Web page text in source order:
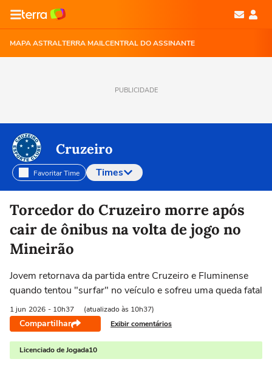
MAPA ASTRALTERRA MAILCENTRAL DO ASSINANTE
PUBLICIDADE
Cruzeiro
Favoritar Time Times
Selecione o time para ver as notícias
Torcedor do Cruzeiro morre após
cair de ônibus na volta de jogo no
Mineirão
Jovem retornava da partida entre Cruzeiro e Fluminense
quando tentou "surfar" no veículo e sofreu uma queda fatal
1 jun 2026 - 10h37 (atualizado às 10h37)
Compartilhar Exibir comentários
Licenciado de Jogada10